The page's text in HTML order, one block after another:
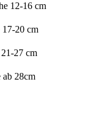
12-16 cm
17-20 cm
27 cm
ab 28cm